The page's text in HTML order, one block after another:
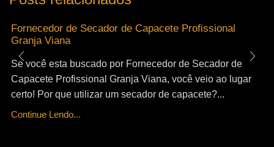
Fornecedor de Secador de Capacete Profissional
Granja Viana
Se você esta buscado por Fornecedor de Secador de
Capacete Profissional Granja Viana, você veio ao lugar
certo! Por que utilizar um secador de capacete?...
Continue Lendo...